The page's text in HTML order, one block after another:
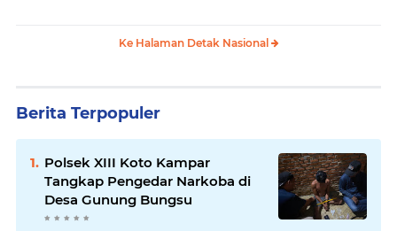
Ke Halaman Detak Nasional
Berita Terpopuler
Polsek XIII Koto Kampar
Tangkap Pengedar Narkoba di
Desa Gunung Bungsu